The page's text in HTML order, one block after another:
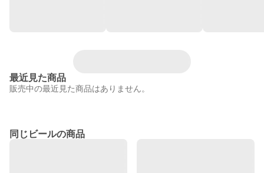
最近見た商品
販売中の最近見た商品はありません。
同じビールの商品